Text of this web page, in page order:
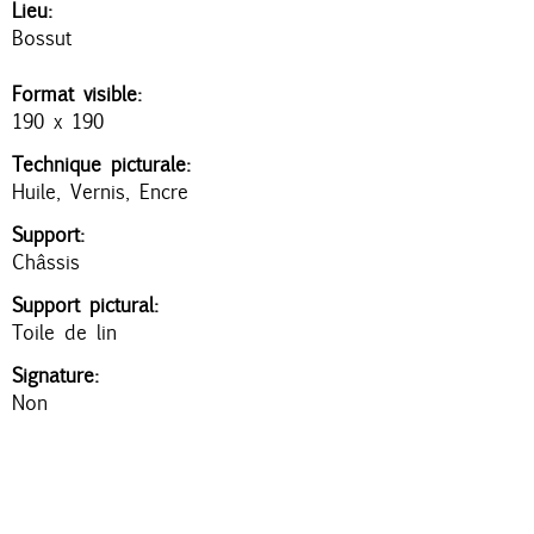
a
Lieu:
Bossut
Format visible:
190 x 190
Technique picturale:
Huile, Vernis, Encre
Support:
Châssis
Support pictural:
Toile de lin
Signature:
Non